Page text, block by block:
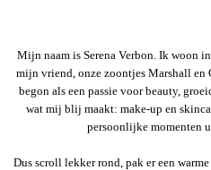
Mijn naam is Serena Verbon. Ik woon
mijn vriend, onze zoontjes Marshall en
begon als een passie voor beauty,
wat mij blij maakt: make-up en
persoonlijke momenten
Dus scroll lekker rond, pak er een